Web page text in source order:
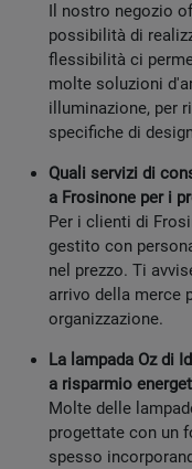
Il nostro negozio
possibilità di
flessibilità ci
molte soluzioni
illuminazione, per
specifiche di
Quali servizi di
a Frosinone per i
Per i clienti di
gestito con
nel prezzo. Ti
arrivo della merce
organizzazione.
La lampada Oz di
a risparmio
Molte delle
progettate con un
spesso